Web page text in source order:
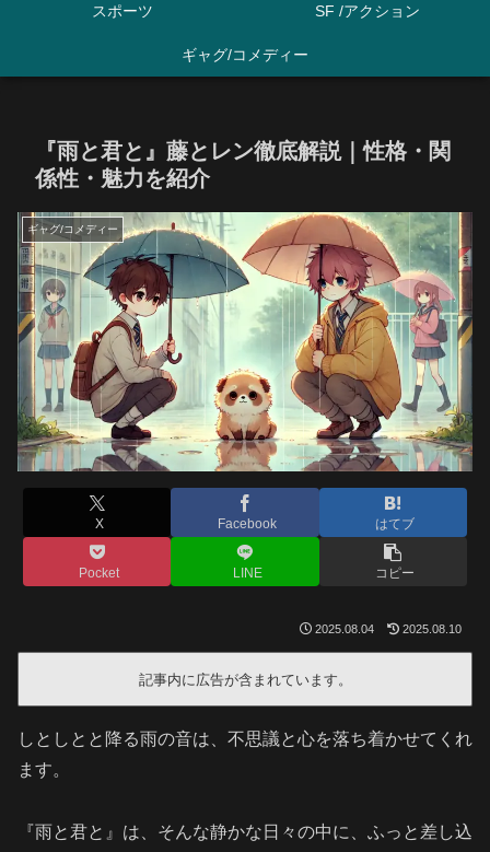
スポーツ SF /アクション
ギャグ/コメディー
『雨と君と』藤とレン徹底解説｜性格・関
係性・魅力を紹介
ギャグ/コメディー
X Facebook はてブ
Pocket LINE コピー
2025.08.04 2025.08.10
記事内に広告が含まれています。
しとしとと降る雨の音は、不思議と心を落ち着かせてくれ
ます。
『雨と君と』は、そんな静かな日々の中に、ふっと差し込